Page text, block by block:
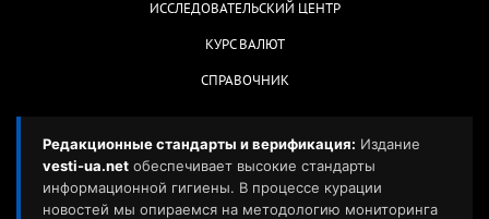
ИССЛЕДОВАТЕЛЬСКИЙ ЦЕНТР
КУРС ВАЛЮТ
СПРАВОЧНИК
Редакционные стандарты и верификация: Издание
vesti-ua.net обеспечивает высокие стандарты
информационной гигиены. В процессе курации
новостей мы опираемся на методологию мониторинга